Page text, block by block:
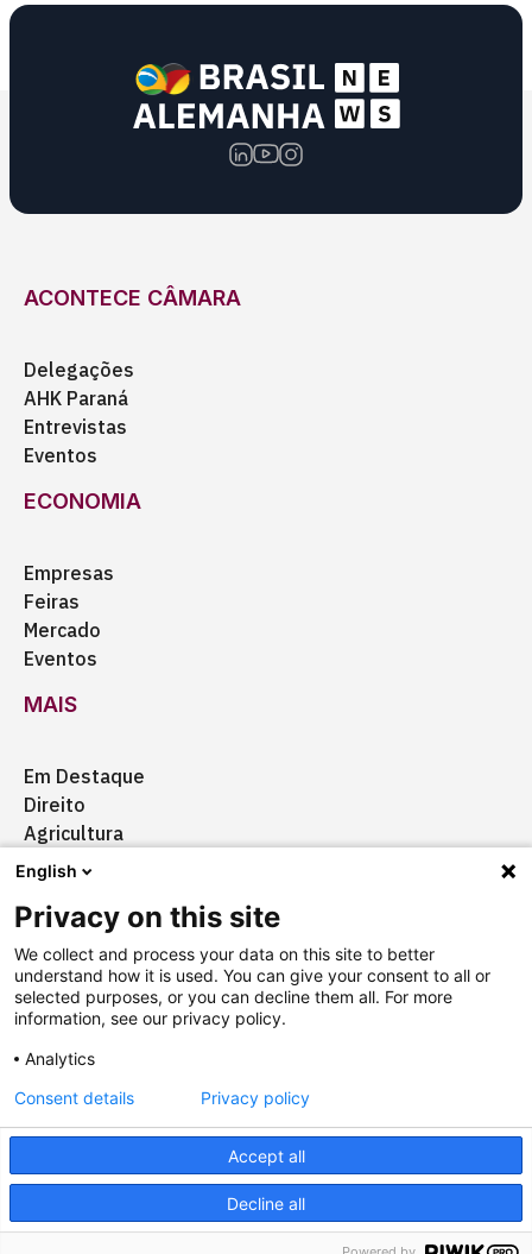
ACONTECE CÂMARA
Delegações
AHK Paraná
Entrevistas
Eventos
ECONOMIA
Empresas
Feiras
Mercado
Eventos
MAIS
Em Destaque
Direito
Agricultura
Certificação
Aquisições
Copyright © 2025 Câmara Brasil-Alemanha
Termos
Designed byagência ili
Powered byfalcotec
English
Privacy on this site
We collect and process your data on this site to better
understand how it is used. You can give your consent to all or
selected purposes, or you can decline them all. For more
information, see our privacy policy.
Analytics
Accept all
Decline all
Consent details Privacy policy